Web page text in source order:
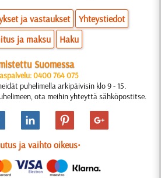
ja vastaukset
Yhteystiedot
ja maksu
Haku
Suomessa
0400 764 075
puhelimella arkipäivisin klo 9 - 15.
ota meihin yhteyttä sähköpostitse.
ja vaihto oikeus•